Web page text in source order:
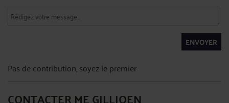
ENVOYER
Pas de contribution, soyez le premier
CONTACTER ME GILLIOEN